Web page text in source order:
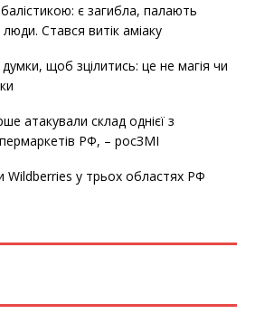
є загибла, палають
Стався витік аміаку
щоб зцілитись: це не магія чи
атакували склад однієї з
РФ, – росЗМІ
Wildberries у трьох областях РФ